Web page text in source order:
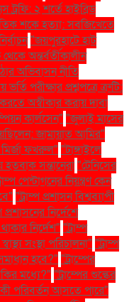
ট্রফি: ২ শর্তে হাইব্রিড
শকে হত্যা: সবজিখেতে
"জয়পুরহাটে হাট
অন্তর্বর্তীকালীন
অভিবাসন নীতি
ভর্তি পরীক্ষার প্রশ্নপত্রে ত্রুটি:
অস্বীকার করায় দাবা
কার্লসেন" "জুলাই মাসের
জামায়াত আমির"
ফখরুল" "টাঙ্গাইলে
সন্তানেরা"টেনিসের
পেন্টাগনের নিয়ন্ত্রণ কেন
"ট্রাম্প প্রশাসন বিশ্বব্যাপী
প্রশাসনের নির্দেশে
নির্দেশ" "ট্রাম্প
সংস্থা পরিচালনা" "ট্রাম্প
হবে?" "ট্রাম্পের
মধ্যে?" "ট্রাম্পের শুল্কের
পরিবর্তন আসতে পারে"